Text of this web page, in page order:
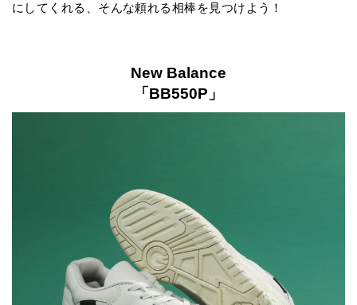
にしてくれる、そんな頼れる相棒を見つけよう！
New Balance
「BB550P」